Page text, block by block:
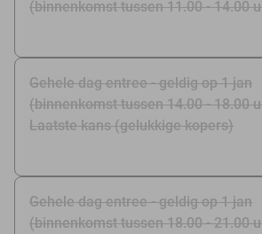
(binnenkomst tussen 11.00 - 14.00
Gehele dag entree - geldig op 1 jan
(binnenkomst tussen 14.00 - 18.00
Laatste kans (gelukkige kopers)
Gehele dag entree - geldig op 1 jan
(binnenkomst tussen 18.00 - 21.00